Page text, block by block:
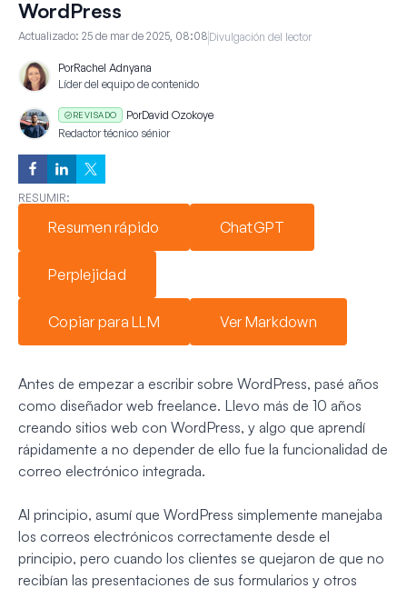
WordPress
Actualizado: 25 de mar de 2025, 08:08 Divulgación del lector
PorRachel Adnyana
Líder del equipo de contenido
REVISADO PorDavid Ozokoye
Redactor técnico sénior
RESUMIR:
Resumen rápido ChatGPT
Perplejidad
Copiar para LLM Ver Markdown
Antes de empezar a escribir sobre WordPress, pasé años
como diseñador web freelance. Llevo más de 10 años
creando sitios web con WordPress, y algo que aprendí
rápidamente a no depender de ello fue la funcionalidad de
correo electrónico integrada.
Al principio, asumí que WordPress simplemente manejaba
los correos electrónicos correctamente desde el
principio, pero cuando los clientes se quejaron de que no
recibían las presentaciones de sus formularios y otros